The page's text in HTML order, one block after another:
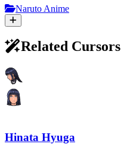
Naruto Anime
Related Cursors
Hinata Hyuga